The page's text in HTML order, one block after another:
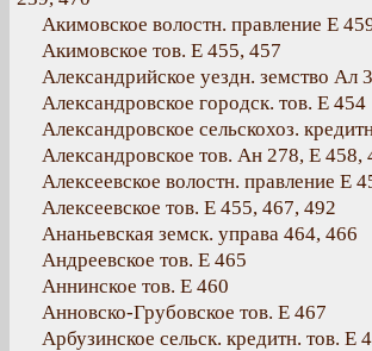
Акимовское волостн. правление Е
Акимовское тов. Е 455, 457
Александрийское уездн. земство Ал
Александровское городск. тов. Е 454
Александровское сельскохоз.
Александровское тов. Ан 278, Е 458,
Алексеевское волостн. правление Е
Алексеевское тов. Е 455, 467, 492
Ананьевская земск. управа 464, 466
Андреевское тов. Е 465
Аннинское тов. Е 460
Анновско-Грубовское тов. Е 467
Арбузинское сельск. кредитн. тов. Е